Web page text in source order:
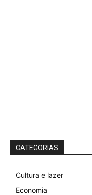
CATEGORIAS
Cultura e lazer
Economia